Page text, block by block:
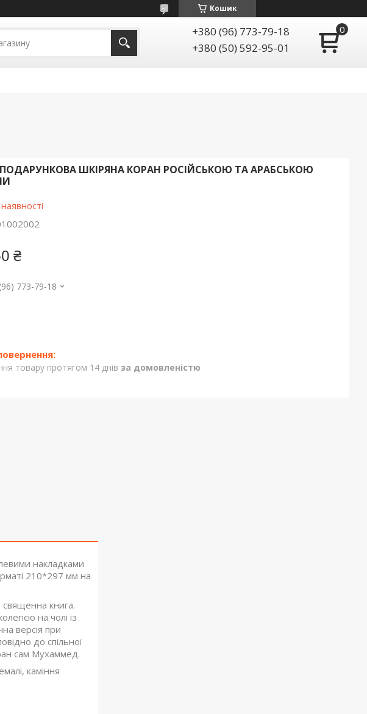
Кошик
+380 (96) 773-79-18
+380 (50) 592-95-01
ШКІРЯНА КОРАН РОСІЙСЬКОЮ ТА АРАБСЬКОЮ
₴
773-79-18
товару протягом 14 днів за домовленістю
накладками
210*297 мм на
книга.
на чолі із
версія при
до спільної
сам Мухаммед.
каміння